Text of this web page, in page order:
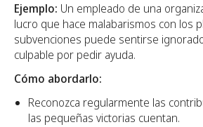
Ejemplo: Un empleado de una
lucro que hace malabarismos con los
subvenciones puede sentirse
culpable por pedir ayuda.
Cómo abordarlo:
Reconozca regularmente las
las pequeñas victorias cuentan.